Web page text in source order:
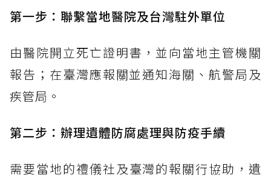
第一步：聯繫當地醫院及台灣駐外單位
由醫院開立死亡證明書，並向當地主管機關
報告；在臺灣應報關並通知海關、航警局及
疾管局。
第二步：辦理遺體防腐處理與防疫手續
需要當地的禮儀社及臺灣的報關行協助，遺